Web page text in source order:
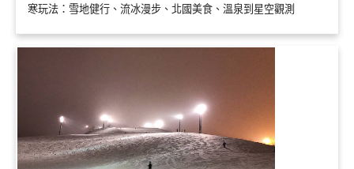
寒玩法：雪地健行、流冰漫步、北國美食、溫泉到星空觀測